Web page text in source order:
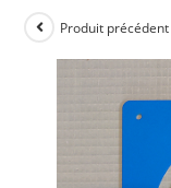
Produit précédent